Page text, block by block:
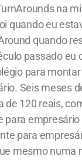
na
quando eu
quando
passado eu
para
Seis meses
120 reais,
para
para
mesmo numa